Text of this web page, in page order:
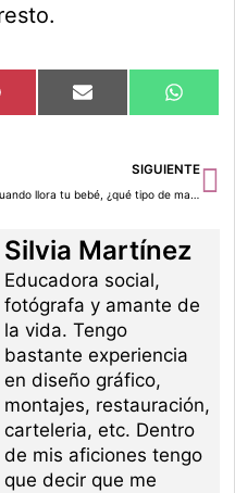
Pinterest Compartir
en
Email
en
SIGUIENTE
Cuando llora tu bebé, ¿qué tipo de mamá eres?
Silvia Martínez
Educadora social,
fotógrafa y amante de
la vida. Tengo
bastante experiencia
en diseño gráfico,
montajes, restauración,
carteleria, etc. Dentro
de mis aficiones tengo
que decir que me